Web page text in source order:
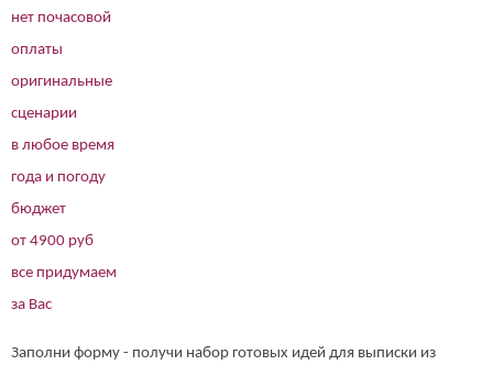
нет почасовой
оплаты
оригинальные
сценарии
в любое время
года и погоду
бюджет
от 4900 руб
все придумаем
за Вас
Заполни форму - получи набор готовых идей для выписки из